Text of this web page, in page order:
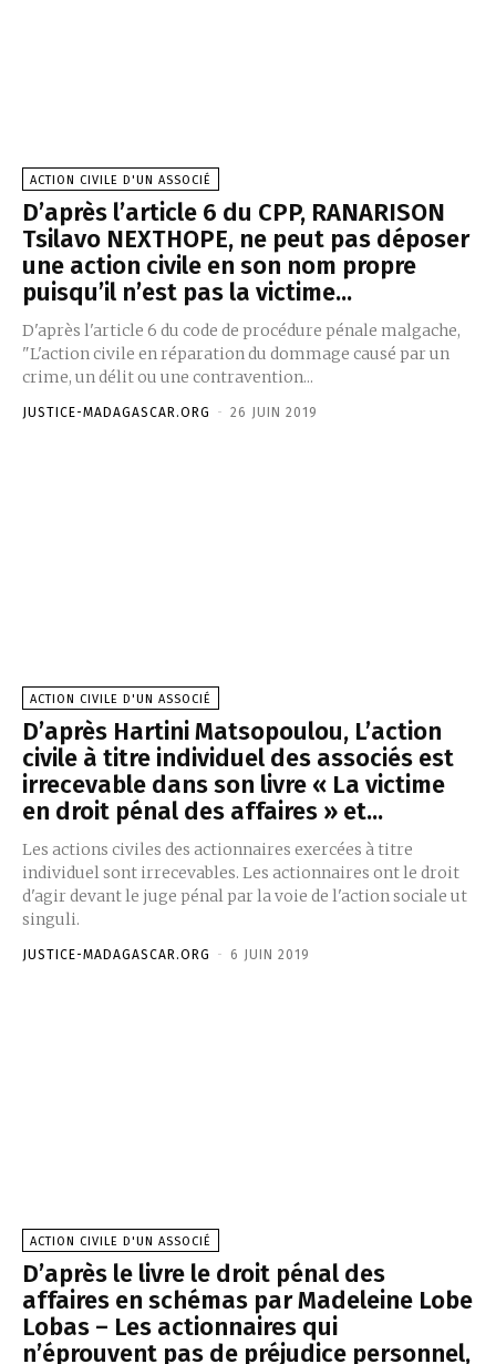
ACTION CIVILE D'UN ASSOCIÉ
D’après l’article 6 du CPP, RANARISON
Tsilavo NEXTHOPE, ne peut pas déposer
une action civile en son nom propre
puisqu’il n’est pas la victime...
D'après l'article 6 du code de procédure pénale malgache,
"L'action civile en réparation du dommage causé par un
crime, un délit ou une contravention...
JUSTICE-MADAGASCAR.ORG - 26 JUIN 2019
ACTION CIVILE D'UN ASSOCIÉ
D’après Hartini Matsopoulou, L’action
civile à titre individuel des associés est
irrecevable dans son livre « La victime
en droit pénal des affaires » et...
Les actions civiles des actionnaires exercées à titre
individuel sont irrecevables. Les actionnaires ont le droit
d'agir devant le juge pénal par la voie de l'action sociale ut
singuli.
JUSTICE-MADAGASCAR.ORG - 6 JUIN 2019
ACTION CIVILE D'UN ASSOCIÉ
D’après le livre le droit pénal des
affaires en schémas par Madeleine Lobe
Lobas – Les actionnaires qui
n’éprouvent pas de préjudice personnel,